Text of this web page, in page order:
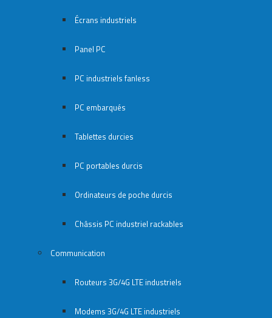
Écrans industriels
Panel PC
PC industriels fanless
PC embarqués
Tablettes durcies
PC portables durcis
Ordinateurs de poche durcis
Châssis PC industriel rackables​
Communication
Routeurs 3G/4G LTE industriels
Modems 3G/4G LTE industriels